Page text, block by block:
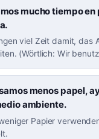
mucho tiempo en
viel Zeit damit, das
(Wörtlich: Wir
menos papel,
ambiente.
Papier